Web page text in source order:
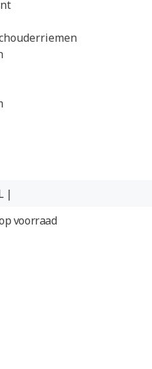
|
voorraad